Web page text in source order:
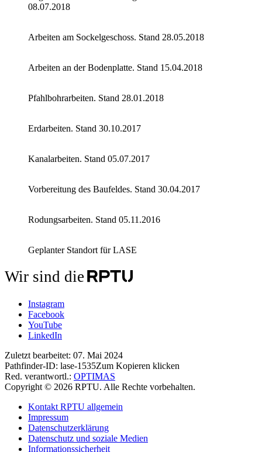
08.07.2018
Arbeiten am Sockelgeschoss. Stand 28.05.2018
Arbeiten an der Bodenplatte. Stand 15.04.2018
Pfahlbohrarbeiten. Stand 28.01.2018
Erdarbeiten. Stand 30.10.2017
Kanalarbeiten. Stand 05.07.2017
Vorbereitung des Baufeldes. Stand 30.04.2017
Rodungsarbeiten. Stand 05.11.2016
Geplanter Standort für LASE
Wir sind die
Instagram
Facebook
YouTube
LinkedIn
Zuletzt bearbeitet: 07. Mai 2024
Pathfinder-ID: lase-1535Zum Kopieren klicken
Red. verantwortl.: OPTIMAS
Copyright © 2026 RPTU. Alle Rechte vorbehalten.
Kontakt RPTU allgemein
Impressum
Datenschutzerklärung
Datenschutz und soziale Medien
Informationssicherheit